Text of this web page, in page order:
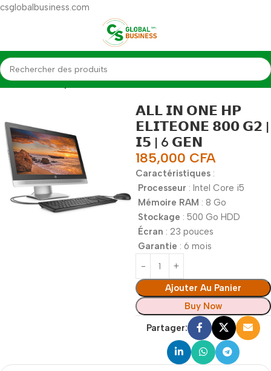
csglobalbusiness.com
Accueil Desktop
𝗔𝗟𝗟 𝗜𝗡 𝗢𝗡𝗘 𝗛𝗣
𝗘𝗟𝗜𝗧𝗘𝗢𝗡𝗘 𝟴𝟬𝟬 𝗚𝟮 |
𝗜𝟱 | 6 𝗚𝗘𝗡
185,000 CFA
Caractéristiques :
Processeur : Intel Core i5
Mémoire RAM : 8 Go
Stockage : 500 Go HDD
Écran : 23 pouces
Garantie : 6 mois
Ajouter Au Panier
Buy Now
Partager: